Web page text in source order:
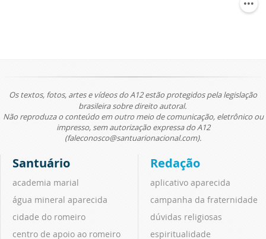
Os textos, fotos, artes e vídeos do A12 estão protegidos pela legislação
brasileira sobre direito autoral.
Não reproduza o conteúdo em outro meio de comunicação, eletrônico ou
impresso, sem autorização expressa do A12
(faleconosco@santuarionacional.com).
Santuário
academia marial
água mineral aparecida
cidade do romeiro
centro de apoio ao romeiro
Redação
aplicativo aparecida
campanha da fraternidade
dúvidas religiosas
espiritualidade